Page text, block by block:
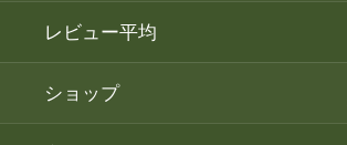
レビュー平均
ショップ